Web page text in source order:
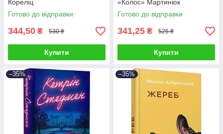
Кореліц
Готово до відправки
344,50 ₴ 530 ₴
Купити
«Колос» Мартинюк
Готово до відправки
341,25 ₴ 525 ₴
Купити
–35% –35%